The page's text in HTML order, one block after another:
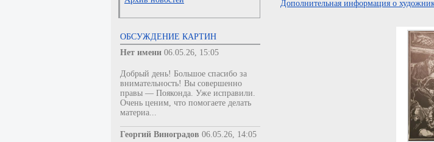
ОБСУЖДЕНИЕ КАРТИН
Нет имени 06.05.26, 15:05
Добрый день! Большое спасибо за
внимательность! Вы совершенно
правы — Пояконда. Уже исправили.
Очень ценим, что помогаете делать
материа...
Георгий Виноградов 06.05.26, 14:05
Дополнительная информация о